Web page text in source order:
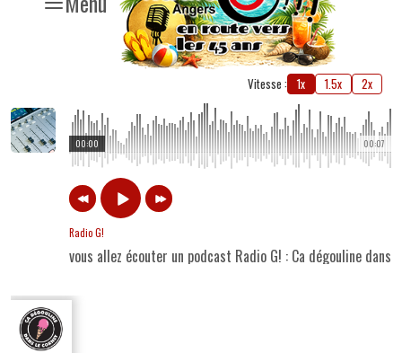
Vitesse : 1x 1.5x 2x
00:07
00:00
Radio G!
vous allez écouter un podcast Radio G! : Ca dégouline dans